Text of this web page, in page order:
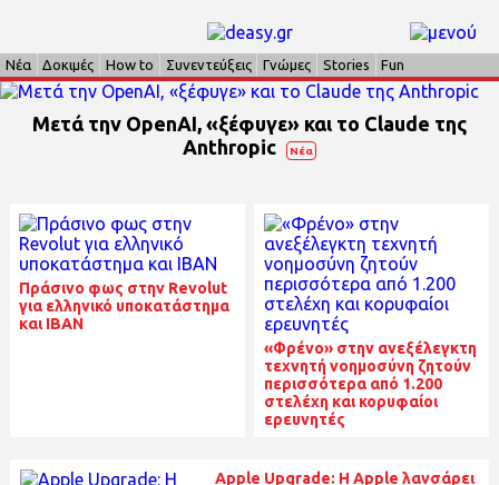
Νέα Δοκιμές How to Συνεντεύξεις Γνώμες Stories Fun
Μετά την OpenAI, «ξέφυγε» και το Claude της
Anthropic
Νέα
Πράσινο φως στην Revolut
για ελληνικό υποκατάστημα
και IBAN
«Φρένο» στην ανεξέλεγκτη
τεχνητή νοημοσύνη ζητούν
περισσότερα από 1.200
στελέχη και κορυφαίοι
ερευνητές
Apple Upgrade: Η Apple λανσάρει